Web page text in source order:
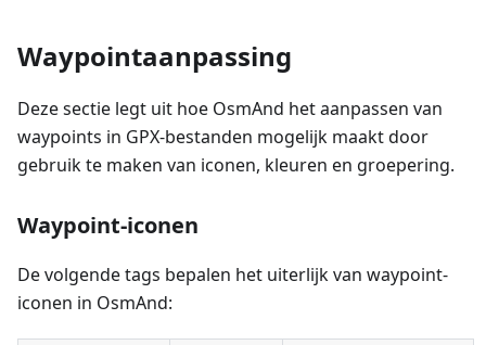
Waypointaanpassing
Deze sectie legt uit hoe OsmAnd het aanpassen van
waypoints in GPX-bestanden mogelijk maakt door
gebruik te maken van iconen, kleuren en groepering.
Waypoint-iconen
De volgende tags bepalen het uiterlijk van waypoint-
iconen in OsmAnd: